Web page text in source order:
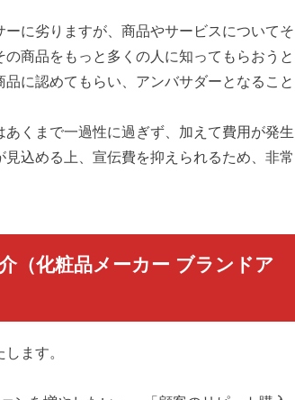
に劣りますが、商品やサービスについてそ
商品をもっと多くの人に知ってもらおうと
に認めてもらい、アンバサダーとなること
くまで一過性に過ぎず、加えて費用が発生
込める上、宣伝費を抑えられるため、非常
（化粧品メーカー ブランドア
ます。